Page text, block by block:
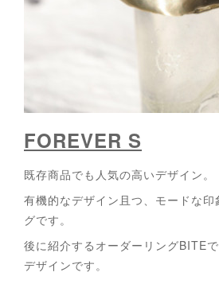
FOREVER S
既存商品でも人気の高いデザイン。
有機的なデザイン且つ、モードな
グです。
後に紹介するオーダーリングBITE
デザインです。